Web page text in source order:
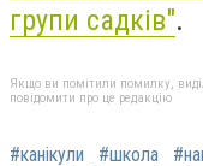
групи садків".
Якщо ви помітили помилку,
повідомити про це редакцію
#канікули #школа